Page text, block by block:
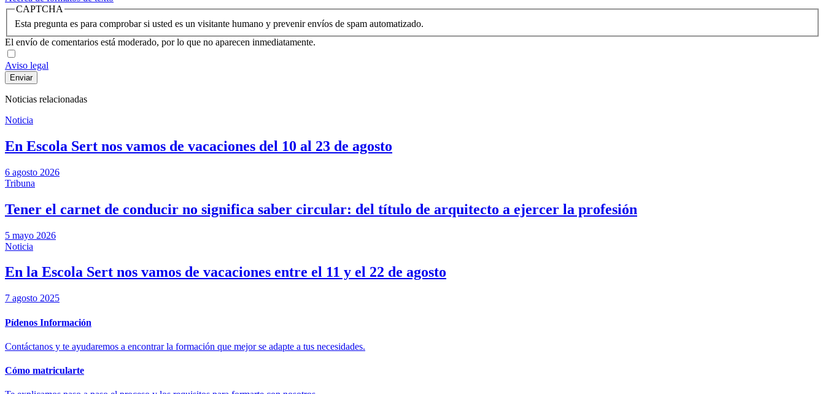
CAPTCHA
Esta pregunta es para comprobar si usted es un visitante humano y prevenir envíos de spam automatizado.
El envío de comentarios está moderado, por lo que no aparecen inmediatamente.
Aviso legal
Noticias relacionadas
Noticia
En Escola Sert nos vamos de vacaciones del 10 al 23 de agosto
6 agosto 2026
Tribuna
Tener el carnet de conducir no significa saber circular: del título de arquitecto a ejercer la profesión
5 mayo 2026
Noticia
En la Escola Sert nos vamos de vacaciones entre el 11 y el 22 de agosto
7 agosto 2025
Pídenos Información
Contáctanos y te ayudaremos a encontrar la formación que mejor se adapte a tus necesidades.
Cómo matricularte